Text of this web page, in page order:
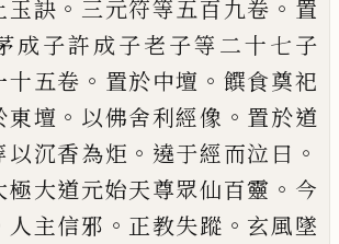
玉訣 。 三元符等五百九卷 。 置
成子許成子老子等二十七子
十五卷 。 置於中壇 。 饌食奠祀
東壇 。 以佛舍利經像 。 置於道
以沉香為炬 。 遶于經而泣曰 。
極大道元始天尊眾仙百靈 。 今
人主信邪 。 正教失蹤 。 玄風墜